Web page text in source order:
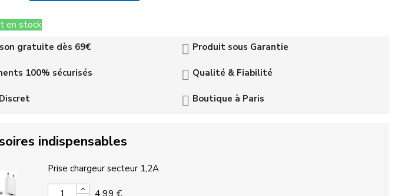
en stock
gratuite dès 69€ Produit sous Garantie
100% sécurisés Qualité & Fiabilité
Boutique à Paris
indispensables
Prise chargeur secteur 1,2A